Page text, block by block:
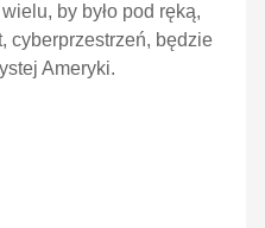
by było pod ręką,
cyberprzestrzeń, będzie
Ameryki.